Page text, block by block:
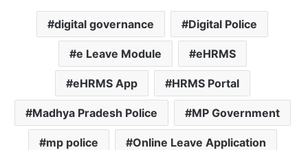
digital governance Digital Police
e Leave Module eHRMS
eHRMS App HRMS Portal
Madhya Pradesh Police MP Government
mp police Online Leave Application